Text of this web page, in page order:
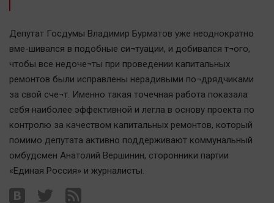
Автомобили
XX век: криминальные уроки
Банки
Медиаграмотность
Медицина
Прогулки по городу Ч
Спецпроект
Статистика
Челябинск космический
Депутат Госдумы Владимир Бурматов уже неоднократно
вме-шивался в подобные си¬туации, и добивался т¬ого,
чтобы все недоче¬ты при проведении капитальных
ремонтов были исправлены нерадивыми по¬дрядчиками
за свой сче¬т. Именно такая точечная работа показала
себя наиболее эффективной и легла в основу проекта по
контролю за качеством капитальных ремонтов, который
помимо депутата активно поддерживают коммунальный
омбудсмен Анатолий Вершинин, сторонники партии
«Единая Россия» и журналисты.